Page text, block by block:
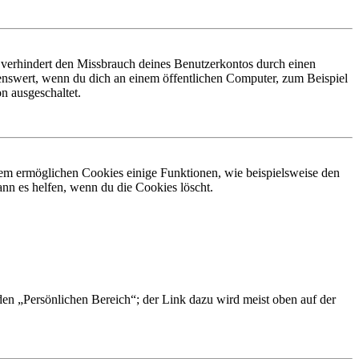
den Missbrauch deines Benutzerkontos durch einen
wenn du dich an einem öffentlichen Computer, zum Beispiel
ausgeschaltet.
ermöglichen Cookies einige Funktionen, wie beispielsweise den
es helfen, wenn du die Cookies löscht.
„Persönlichen Bereich“; der Link dazu wird meist oben auf der